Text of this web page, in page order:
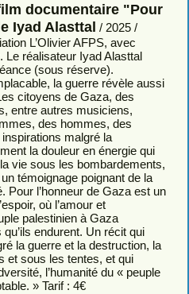
documentaire "Pour
Iyad Alasttal / 2025 /
L’Olivier AFPS, avec
Le réalisateur Iyad Alasttal
(sous réserve).
la guerre révèle aussi
citoyens de Gaza, des
entre autres musiciens,
des hommes, des
malgré la
la douleur en énergie qui
vie sous les bombardements,
témoignage poignant de la
Pour l’honneur de Gaza est un
où l’amour et
palestinien à Gaza
endurent. Un récit qui
la guerre et la destruction, la
et sous les tentes, et qui
l’humanité du « peuple
» Tarif : 4€